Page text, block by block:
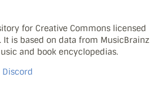
for Creative Commons licensed
It is based on data from MusicBrainz
and book encyclopedias.
Discord